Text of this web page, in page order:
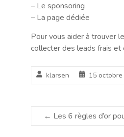
– Le sponsoring
– La page dédiée
Pour vous aider à trouver
collecter des leads frais et
klarsen 15
← Les 6 règles d’or